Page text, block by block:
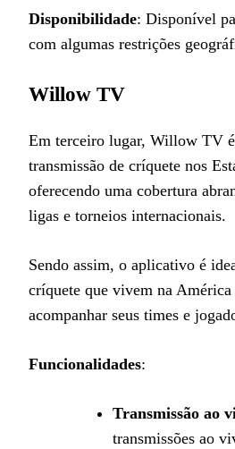
Disponibilidade: Disponível
com algumas restrições
Willow TV
Em terceiro lugar, Willow TV
transmissão de críquete nos
oferecendo uma cobertura
ligas e torneios internacionais.
Sendo assim, o aplicativo é
críquete que vivem na
acompanhar seus times e
Funcionalidades:
Transmissão ao
transmissões ao